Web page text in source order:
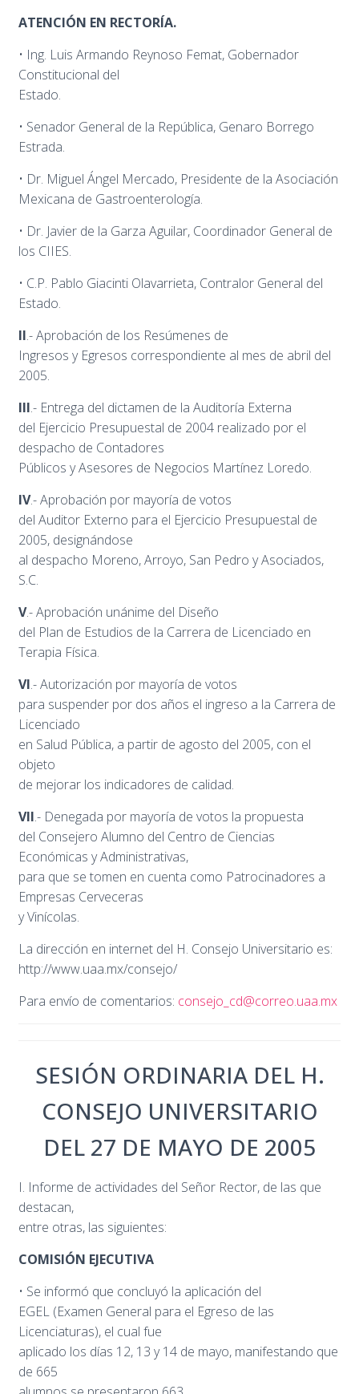
ATENCIÓN EN RECTORÍA.
• Ing. Luis Armando Reynoso Femat, Gobernador
Constitucional del
Estado.
• Senador General de la República, Genaro Borrego
Estrada.
• Dr. Miguel Ángel Mercado, Presidente de la Asociación
Mexicana de Gastroenterología.
• Dr. Javier de la Garza Aguilar, Coordinador General de
los CIIES.
• C.P. Pablo Giacinti Olavarrieta, Contralor General del
Estado.
II.- Aprobación de los Resúmenes de
Ingresos y Egresos correspondiente al mes de abril del
2005.
III.- Entrega del dictamen de la Auditoría Externa
del Ejercicio Presupuestal de 2004 realizado por el
despacho de Contadores
Públicos y Asesores de Negocios Martínez Loredo.
IV.- Aprobación por mayoría de votos
del Auditor Externo para el Ejercicio Presupuestal de
2005, designándose
al despacho Moreno, Arroyo, San Pedro y Asociados,
S.C.
V.- Aprobación unánime del Diseño
del Plan de Estudios de la Carrera de Licenciado en
Terapia Física.
VI.- Autorización por mayoría de votos
para suspender por dos años el ingreso a la Carrera de
Licenciado
en Salud Pública, a partir de agosto del 2005, con el
objeto
de mejorar los indicadores de calidad.
VII.- Denegada por mayoría de votos la propuesta
del Consejero Alumno del Centro de Ciencias
Económicas y Administrativas,
para que se tomen en cuenta como Patrocinadores a
Empresas Cerveceras
y Vinícolas.
La dirección en internet del H. Consejo Universitario es:
http://www.uaa.mx/consejo/
Para envío de comentarios: consejo_cd@correo.uaa.mx
SESIÓN ORDINARIA DEL H.
CONSEJO UNIVERSITARIO
DEL 27 DE MAYO DE 2005
I. Informe de actividades del Señor Rector, de las que
destacan,
entre otras, las siguientes:
COMISIÓN EJECUTIVA
• Se informó que concluyó la aplicación del
EGEL (Examen General para el Egreso de las
Licenciaturas), el cual fue
aplicado los días 12, 13 y 14 de mayo, manifestando que
de 665